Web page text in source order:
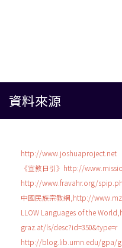
資料來源
http://www.joshuaproject.net
《宣教日引》http://
http://www.fravahr.org/
中國民族宗教網,http://
LLOW Languages of the
graz.at/ls/desc?id=350&type=r
http://blog.lib.umn.edu/gpa/